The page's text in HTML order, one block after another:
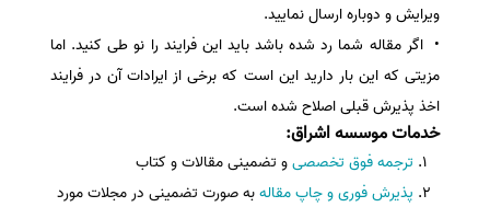
ویرایش و دوباره ارسال نمایید.
• اگر مقاله شما رد شده باشد باید این فرایند را نو طی کنید. اما
مزیتی که این بار دارید این است که برخی از ایرادات آن در فرایند
اخذ پذیرش قبلی اصلاح شده است.
خدمات موسسه اشراق:
ترجمه فوق تخصصیو تضمینی مقالات و کتاب
پذیرش فوری و چاپ مقالهبه صورت تضمینی در مجلات مورد